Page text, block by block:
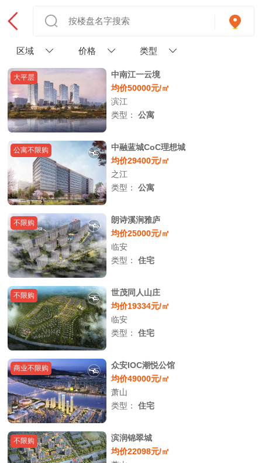
区域 价格 类型
大平层
中南江一云境
均价50000元/㎡
滨江
类型：公寓
公寓不限购
中融蓝城CoC理想城
均价29400元/㎡
之江
类型：公寓
不限购
朗诗溪涧雅庐
均价25000元/㎡
临安
类型：住宅
不限购
世茂同人山庄
均价19334元/㎡
临安
类型：住宅
商业不限购
众安IOC潮悦公馆
均价49000元/㎡
萧山
类型：住宅
不限购
滨润锦翠城
均价22098元/㎡